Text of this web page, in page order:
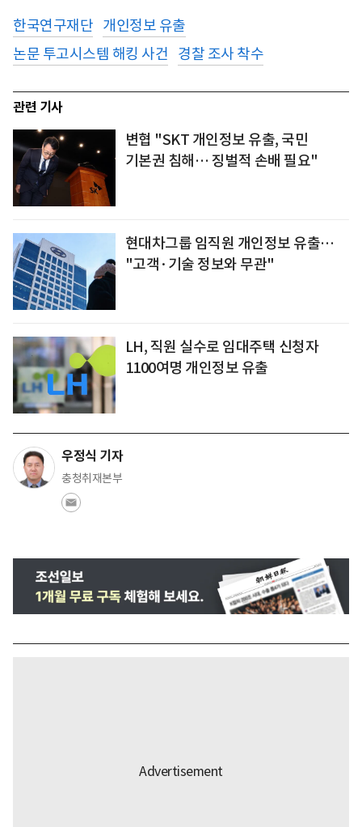
한국연구재단 개인정보 유출
논문 투고시스템 해킹 사건
경찰 조사 착수
관련 기사
변협 "SKT 개인정보 유출, 국민
기본권 침해… 징벌적 손배 필요"
현대차그룹 임직원 개인정보 유출…
"고객·기술 정보와 무관"
LH, 직원 실수로 임대주택 신청자
1100여명 개인정보 유출
우정식 기자
충청취재본부